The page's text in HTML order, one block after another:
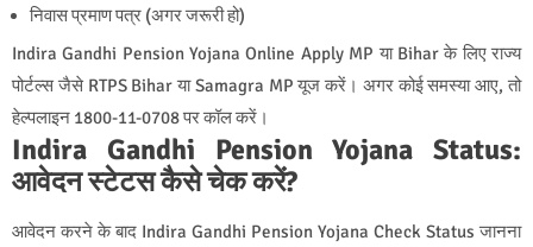
निवास प्रमाण पत्र (अगर जरूरी हो)
Indira Gandhi Pension Yojana Online Apply MP या Bihar के लिए राज्य
पोर्टल्स जैसे RTPS Bihar या Samagra MP यूज करें। अगर कोई समस्या आए, तो
हेल्पलाइन 1800-11-0708 पर कॉल करें।
Indira Gandhi Pension Yojana Status:
आवेदन स्टेटस कैसे चेक करें?
आवेदन करने के बाद Indira Gandhi Pension Yojana Check Status जानना